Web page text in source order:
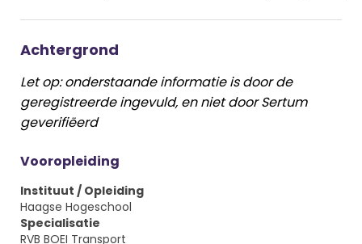
Achtergrond
Let op: onderstaande informatie is door de
geregistreerde ingevuld, en niet door Sertum
geverifiëerd
Vooropleiding
Instituut / Opleiding
Haagse Hogeschool
Specialisatie
RVB BOEI Transport